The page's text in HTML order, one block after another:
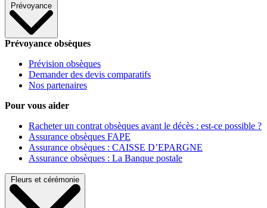
Prévoyance
Prévoyance obsèques
Prévision obsèques
Demander des devis comparatifs
Nos partenaires
Pour vous aider
Racheter un contrat obsèques avant le décès : est-ce possible ?
Assurance obsèques FAPE
Assurance obsèques : CAISSE D’EPARGNE
Assurance obsèques : La Banque postale
Fleurs et cérémonie